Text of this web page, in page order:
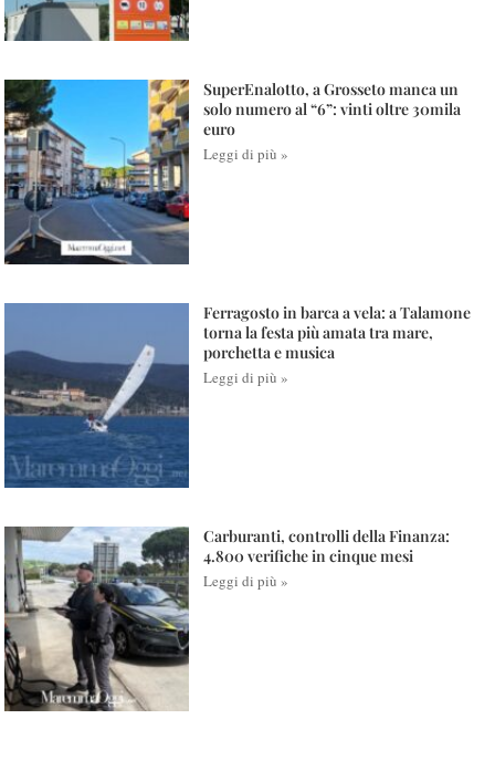
SuperEnalotto, a Grosseto manca un
solo numero al “6”: vinti oltre 30mila
euro
Leggi di più »
Ferragosto in barca a vela: a Talamone
torna la festa più amata tra mare,
porchetta e musica
Leggi di più »
Carburanti, controlli della Finanza:
4.800 verifiche in cinque mesi
Leggi di più »